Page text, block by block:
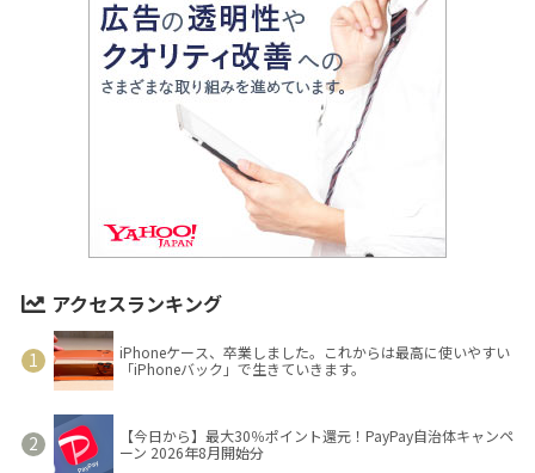
アクセスランキング
iPhoneケース、卒業しました。これからは最高に使いやすい
「iPhoneバック」で生きていきます。
【今日から】最大30％ポイント還元！PayPay自治体キャンペ
ーン 2026年8月開始分